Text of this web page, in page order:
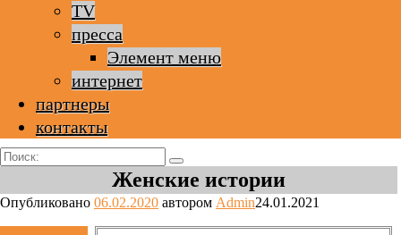
TV
пресса
Элемент меню
интернет
партнеры
контакты
Поиск:
Женские истории
Опубликовано 06.02.2020 автором Admin24.01.2021